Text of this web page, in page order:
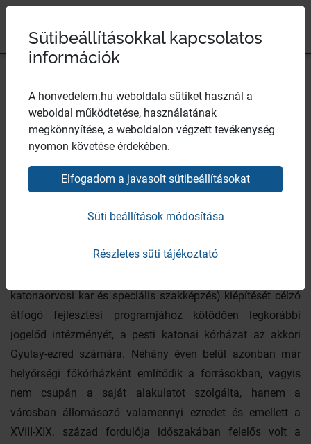
Egészségügyi központ
MH Egészségügyi Központ
története
A Magyar Honvédség Egészségügyi Központ története
modern értelemben vett katona-egészségügyi
katonaorvosi kar és speciális szakképzés) kiépítését célzó
átfogó fejlesztési programjához kötődően legkorábbi
jogelőd intézményét, a pesti katonai kórházat az akkori
Gyulay-ezred számára. Néhány éven belül azonban már
helyőrségi főkórházként említődik a forrásokban, vagyis
nem csupán a saját alakulatot szolgálta, hanem a
városban állomásozó valamennyi ezredet és emellett a
XVIII-XIX. század fordulója időszakában felelős volt a
Széchenyi 2020
Sütibeállításokkal kapcsolatos
információk
A honvedelem.hu weboldala sütiket használ a
weboldal működtetése, használatának
megkönnyítése, a weboldalon végzett tevékenység
nyomon követése érdekében.
Elfogadom a javasolt sütibeállításokat
Süti beállítások módosítása
Részletes süti tájékoztató